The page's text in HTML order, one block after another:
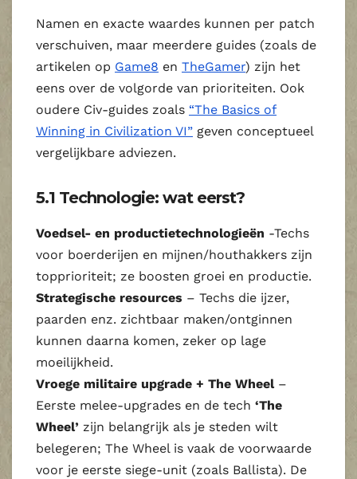
Namen en exacte waardes kunnen per patch
verschuiven, maar meerdere guides (zoals de
artikelen op Game8 en TheGamer) zijn het
eens over de volgorde van prioriteiten. Ook
oudere Civ‑guides zoals “The Basics of
Winning in Civilization VI” geven conceptueel
vergelijkbare adviezen.
5.1 Technologie: wat eerst?
Voedsel- en productietechnologieën -Techs
voor boerderijen en mijnen/houthakkers zijn
topprioriteit; ze boosten groei en productie.
Strategische resources – Techs die ijzer,
paarden enz. zichtbaar maken/ontginnen
kunnen daarna komen, zeker op lage
moeilijkheid.
Vroege militaire upgrade + The Wheel–
Eerste melee‑upgrades en de tech ‘The
Wheel’ zijn belangrijk als je steden wilt
belegeren; The Wheel is vaak de voorwaarde
voor je eerste siege‑unit (zoals Ballista). De